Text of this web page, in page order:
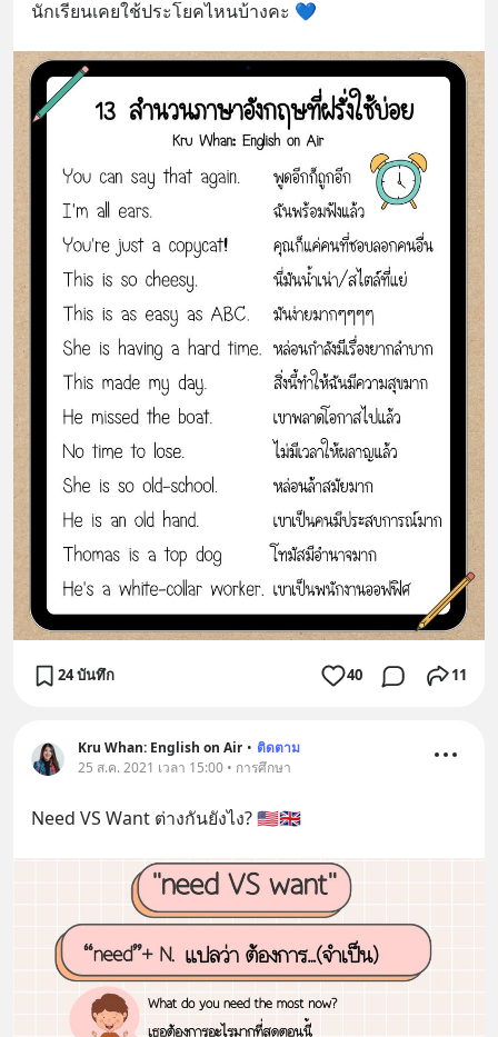
นักเรียนเคยใช้ประโยคไหนบ้างคะ 💙
24 บันทึก 40 11
Kru Whan: English on Air • ติดตาม
25 ส.ค. 2021 เวลา 15:00 • การศึกษา
Need VS Want ต่างกันยังไง? 🇺🇸🇬🇧